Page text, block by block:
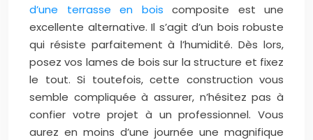
d’une terrasse en bois composite est une
excellente alternative. Il s’agit d’un bois robuste
qui résiste parfaitement à l’humidité. Dès lors,
posez vos lames de bois sur la structure et fixez
le tout. Si toutefois, cette construction vous
semble compliquée à assurer, n’hésitez pas à
confier votre projet à un professionnel. Vous
aurez en moins d’une journée une magnifique